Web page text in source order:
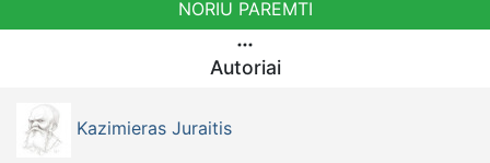
NORIU PAREMTI
Autoriai
Kazimieras Juraitis